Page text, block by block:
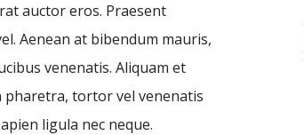
auctor eros. Praesent
Aenean at bibendum mauris,
venenatis. Aliquam et
tortor vel venenatis
ligula nec neque.